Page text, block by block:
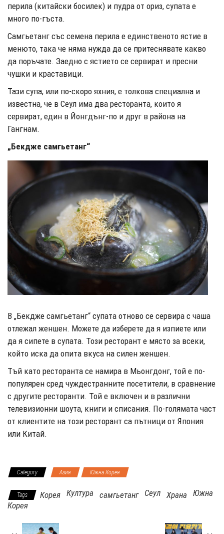
перила (китайски босилек) и пудра от ориз, супата е
много по-гъста.
Самгьетанг със семена перила е единственото ястие в
менюто, така че няма нужда да се притеснявате какво
да поръчате. Заедно с ястието се сервират и пресни
чушки и краставици.
Тази супа, или по-скоро яхния, е толкова специална и
известна, че в Сеул има два ресторанта, които я
сервират, един в Йонгдънг-по и друг в района на
Гангнам.
„Бекдже самгьетанг“
В „Бекдже самгьетанг“ супата отново се сервира с чаша
отлежал женшен. Можете да изберете да я изпиете или
да я сипете в супата. Този ресторант е място за всеки,
който иска да опита вкуса на силен женшен.
Тъй като ресторанта се намира в Мьонгдонг, той е по-
популярен сред чуждестранните посетители, в сравнение
с другите ресторанти. Той е включен и в различни
телевизионни шоута, книги и списания. По-голямата част
от клиентите на този ресторант са пътници от Япония
или Китай.
Category Азия Южна Корея
Tags Корея Култура самгьетанг Сеул Храна
Южна
Корея